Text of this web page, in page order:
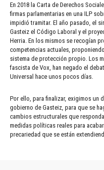
En 2018 la Carta de Derechos
firmas parlamentarias en una ILP
impidió tramitar. El año pasado, el
Gasteiz el Código Laboral y el
Herria. En los mismos se recogían
competencias actuales,
sistema de protección propio. Los
fascista de Vox, han negado el
Universal hace unos pocos días.
Por ello, para finalizar, exigimos un
gobierno de Gasteiz, para que se
cambios estructurales que
medidas políticas reales para
precariedad que se están